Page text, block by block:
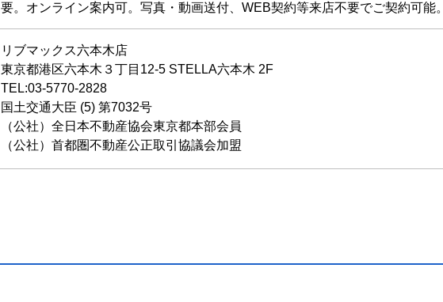
要。オンライン案内可。写真・動画送付、WEB契約等来店不要でご契約可能。
リブマックス六本木店
東京都港区六本木３丁目12-5 STELLA六本木 2F
TEL:03-5770-2828
国土交通大臣 (5) 第7032号
（公社）全日本不動産協会東京都本部会員
（公社）首都圏不動産公正取引協議会加盟